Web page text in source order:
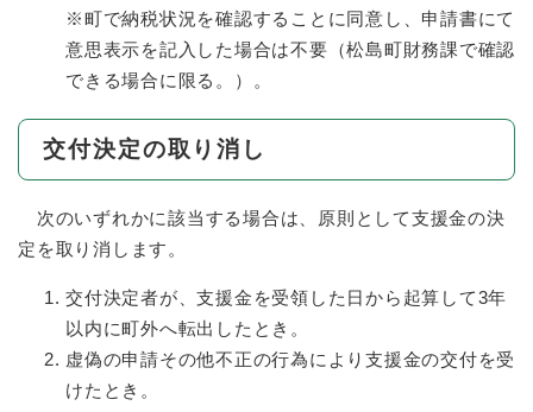
※町で納税状況を確認することに同意し、申請書にて
意思表示を記入した場合は不要（松島町財務課で確認
できる場合に限る。）。
交付決定の取り消し
次のいずれかに該当する場合は、原則として支援金の決
定を取り消します。
交付決定者が、支援金を受領した日から起算して3年
以内に町外へ転出したとき。
虚偽の申請その他不正の行為により支援金の交付を受
けたとき。